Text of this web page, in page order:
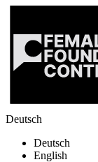
Deutsch
Deutsch
English